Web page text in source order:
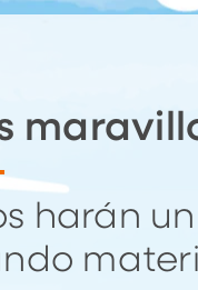
harán un